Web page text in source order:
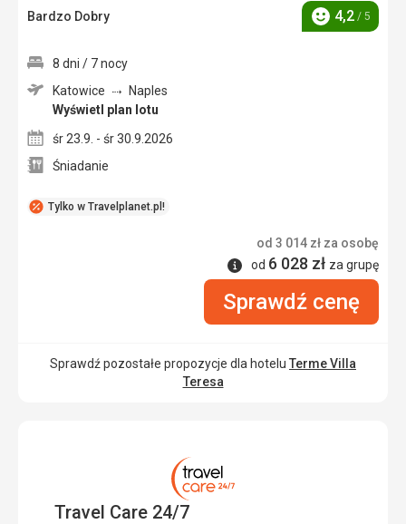
Bardzo Dobry
Ocena
4,2 / 5
Tylko w Travelplanet.pl!
8 dni / 7 nocy
Katowice
Naples
Wyświetl plan lotu
śr 23.9. - śr 30.9.2026
Śniadanie
od 3 014 zł za osobę
Informacje
od 6 028 zł za grupę
Sprawdź cenę
Sprawdź pozostałe propozycje dla hotelu Terme Villa
Teresa
Travel Care 24/7